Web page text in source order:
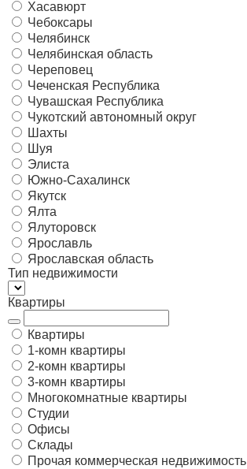
Хасавюрт
Чебоксары
Челябинск
Челябинская область
Череповец
Чеченская Республика
Чувашская Республика
Чукотский автономный округ
Шахты
Шуя
Элиста
Южно-Сахалинск
Якутск
Ялта
Ялуторовск
Ярославль
Ярославская область
Тип недвижимости
Квартиры
Квартиры
1-комн квартиры
2-комн квартиры
3-комн квартиры
Многокомнатные квартиры
Студии
Офисы
Склады
Прочая коммерческая недвижимость